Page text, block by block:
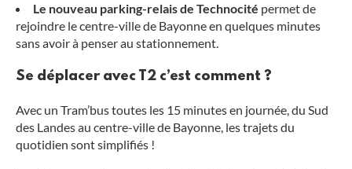
Le nouveau parking-relais de Technocité permet de
rejoindre le centre-ville de Bayonne en quelques minutes
sans avoir à penser au stationnement.
Se déplacer avec T2 c’est comment ?
Avec un Tram’bus toutes les 15 minutes en journée, du Sud
des Landes au centre-ville de Bayonne, les trajets du
quotidien sont simplifiés !